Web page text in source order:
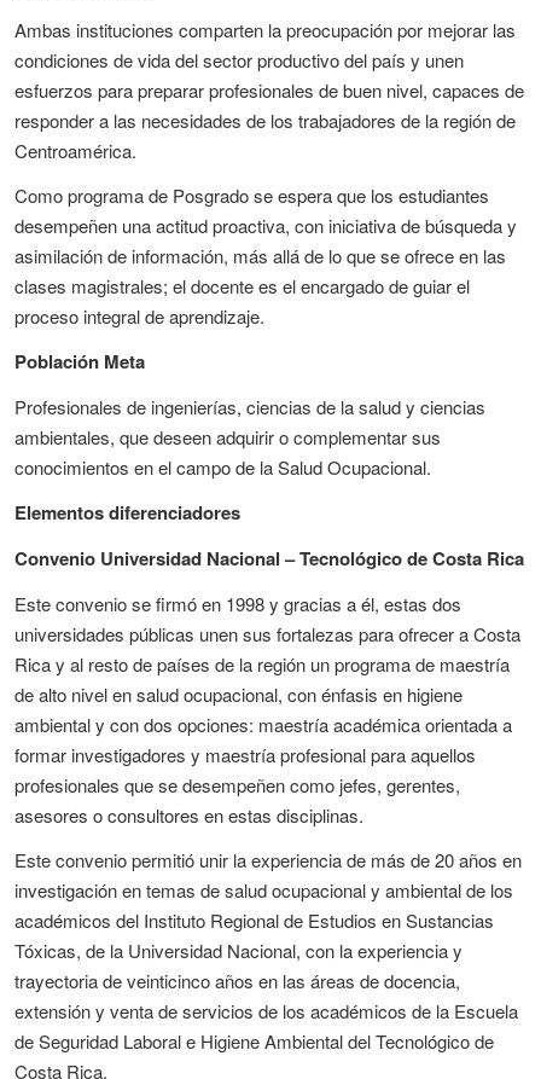
Ambas instituciones comparten la preocupación por mejorar las
condiciones de vida del sector productivo del país y unen
esfuerzos para preparar profesionales de buen nivel, capaces de
responder a las necesidades de los trabajadores de la región de
Centroamérica.
Como programa de Posgrado se espera que los estudiantes
desempeñen una actitud proactiva, con iniciativa de búsqueda y
asimilación de información, más allá de lo que se ofrece en las
clases magistrales; el docente es el encargado de guiar el
proceso integral de aprendizaje.
Población Meta
Profesionales de ingenierías, ciencias de la salud y ciencias
ambientales, que deseen adquirir o complementar sus
conocimientos en el campo de la Salud Ocupacional.
Elementos diferenciadores
Convenio Universidad Nacional – Tecnológico de Costa Rica
Este convenio se firmó en 1998 y gracias a él, estas dos
universidades públicas unen sus fortalezas para ofrecer a Costa
Rica y al resto de países de la región un programa de maestría
de alto nivel en salud ocupacional, con énfasis en higiene
ambiental y con dos opciones: maestría académica orientada a
formar investigadores y maestría profesional para aquellos
profesionales que se desempeñen como jefes, gerentes,
asesores o consultores en estas disciplinas.
Este convenio permitió unir la experiencia de más de 20 años en
investigación en temas de salud ocupacional y ambiental de los
académicos del Instituto Regional de Estudios en Sustancias
Tóxicas, de la Universidad Nacional, con la experiencia y
trayectoria de veinticinco años en las áreas de docencia,
extensión y venta de servicios de los académicos de la Escuela
de Seguridad Laboral e Higiene Ambiental del Tecnológico de
Costa Rica.